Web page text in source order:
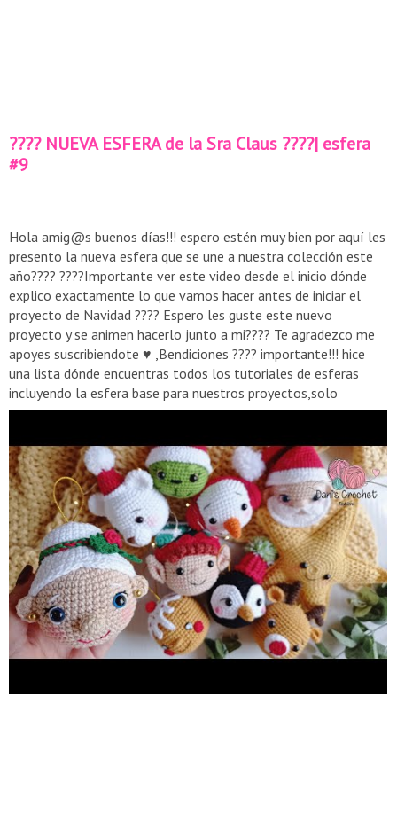
???? NUEVA ESFERA de la Sra Claus ????| esfera
#9
Hola amig@s buenos días!!! espero estén muy bien por aquí les
presento la nueva esfera que se une a nuestra colección este
año???? ????Importante ver este video desde el inicio dónde
explico exactamente lo que vamos hacer antes de iniciar el
proyecto de Navidad ???? Espero les guste este nuevo
proyecto y se animen hacerlo junto a mi???? Te agradezco me
apoyes suscribiendote ♥️ ,Bendiciones ???? importante!!! hice
una lista dónde encuentras todos los tutoriales de esferas
incluyendo la esfera base para nuestros proyectos,solo
presiona el enlace que está en letras azules aquí abajo ⬇️⬇️⬇️⬇️⬇️⬇️
vxAnYtioQA_2J&si=xvZFDUdPKA5GZtQG